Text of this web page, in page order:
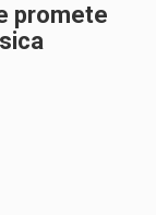
promete